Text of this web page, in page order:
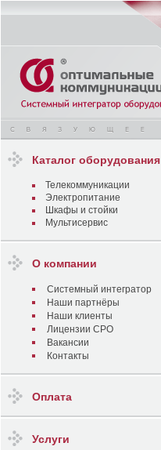
Каталог оборудования
Телекоммуникации
Электропитание
Шкафы и стойки
Мультисервис
О компании
Системный интегратор
Наши партнёры
Наши клиенты
Лицензии СРО
Вакансии
Контакты
Оплата
Услуги